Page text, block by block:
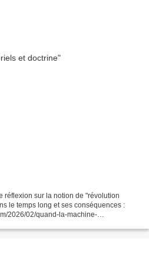
réflexion sur la notion de "révolution
le temps long et ses conséquences :
2026/02/quand-la-machine-